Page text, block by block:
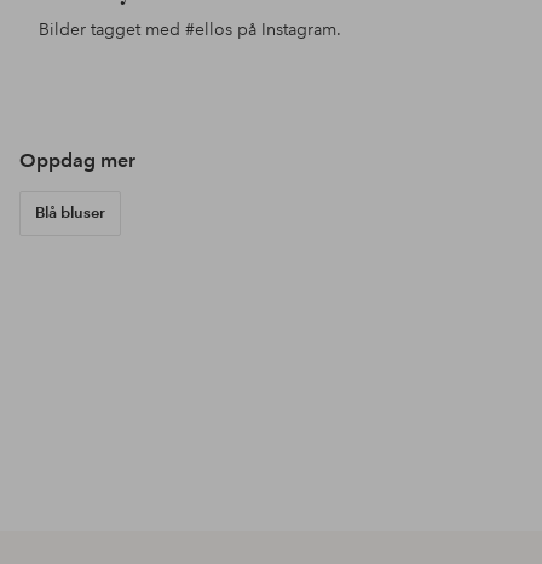
Bilder tagget med #ellos på Instagram.
Oppdag mer
Blå bluser